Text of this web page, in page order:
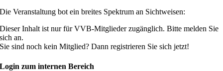
Die Veranstaltung bot ein breites Spektrum an Sichtweisen:
Dieser Inhalt ist nur für VVB-Mitglieder zugänglich. Bitte melden Sie
sich an.
Sie sind noch kein Mitglied? Dann registrieren Sie sich jetzt!
Login zum internen Bereich